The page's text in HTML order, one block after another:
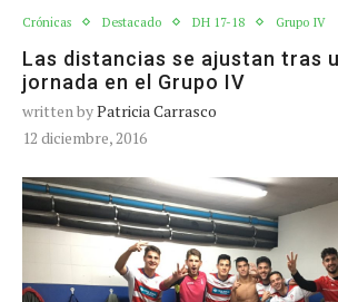
Crónicas Destacado DH 17-18 Grupo IV
Las distancias se ajustan tras
jornada en el Grupo IV
written byPatricia Carrasco
12 diciembre, 2016